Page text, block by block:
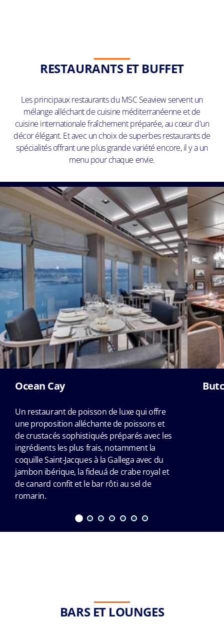
RESTAURANTS ET BUFFET
Les principaux restaurants du MSC Seaview servent un
mélange alléchant de cuisine méditerranéenne et de
cuisine internationale fraîchement préparée, au cœur d'un
décor élégant. Et avec un choix de superbes restaurants de
spécialités offrant une plus grande variété encore, il y a un
menu pour chaque envie.
Ocean Cay
Un restaurant de poisson de luxe qui offre
une proposition alléchante de poissons et
de crustacés sophistiqués préparés avec les
ingrédients les plus frais, notamment la
coquille Saint-Jacques à la Gallega avec du
jambon ibérique, la fideuá de crabe royal et
de canard confit et le bar rôti au sel de
romarin.
BARS ET LOUNGES